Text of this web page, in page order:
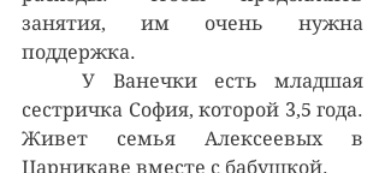
занятия, им очень нужна
поддержка.
	У Ванечки есть младшая
сестричка София, которой 3,5 года.
Живет семья Алексеевых в
Царникаве вместе с бабушкой.